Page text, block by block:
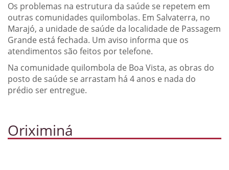
Os problemas na estrutura da saúde se repetem em
outras comunidades quilombolas. Em Salvaterra, no
Marajó, a unidade de saúde da localidade de Passagem
Grande está fechada. Um aviso informa que os
atendimentos são feitos por telefone.
Na comunidade quilombola de Boa Vista, as obras do
posto de saúde se arrastam há 4 anos e nada do
prédio ser entregue.
Oriximiná